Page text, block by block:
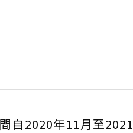
自2020年11月至